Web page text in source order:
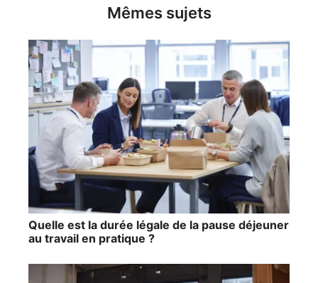
Mêmes sujets
Quelle est la durée légale de la pause déjeuner
au travail en pratique ?